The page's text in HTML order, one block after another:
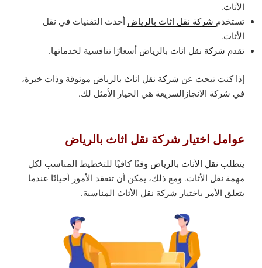
الأثاث.
تستخدم شركة نقل اثاث بالرياض أحدث التقنيات في نقل
الأثاث.
تقدم شركة نقل اثاث بالرياض أسعارًا تنافسية لخدماتها.
إذا كنت تبحث عن شركة نقل اثاث بالرياض موثوقة وذات خبرة،
في شركة الانجازالسريعة هي الخيار الأمثل لك.
عوامل اختيار شركة نقل اثاث بالرياض
يتطلب نقل الأثاث بالرياض وقتًا كافيًا للتخطيط المناسب لكل
مهمة نقل الأثاث. ومع ذلك، يمكن أن تتعقد الأمور أحيانًا عندما
يتعلق الأمر باختيار شركة نقل الأثاث المناسبة.